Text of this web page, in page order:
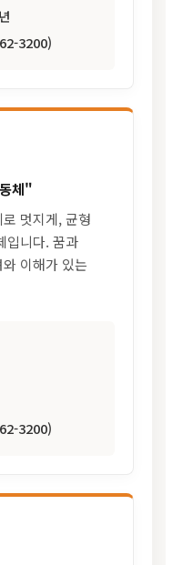
3200)
체"
멋지게, 균형
입니다. 꿈과
이해가 있는
3200)